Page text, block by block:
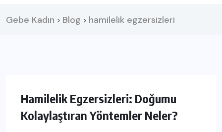
Gebe Kadın > Blog > hamilelik egzersizleri
Hamilelik Egzersizleri: Doğumu
Kolaylaştıran Yöntemler Neler?